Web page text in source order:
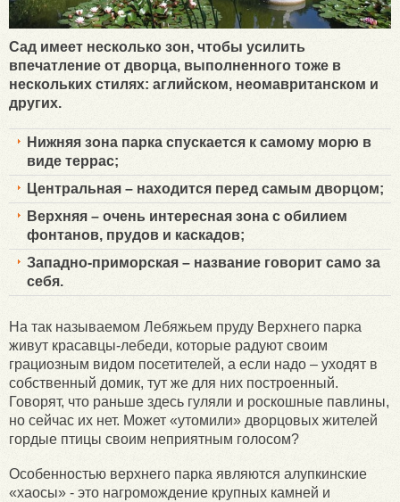
Сад имеет несколько зон, чтобы усилить
впечатление от дворца, выполненного тоже в
нескольких стилях: аглийском, неомавританском и
других.
Нижняя зона парка спускается к самому морю в
виде террас;
Центральная – находится перед самым дворцом;
Верхняя – очень интересная зона с обилием
фонтанов, прудов и каскадов;
Западно-приморская – название говорит само за
себя.
На так называемом Лебяжьем пруду Верхнего парка
живут красавцы-лебеди, которые радуют своим
грациозным видом посетителей, а если надо – уходят в
собственный домик, тут же для них построенный.
Говорят, что раньше здесь гуляли и роскошные павлины,
но сейчас их нет. Может «утомили» дворцовых жителей
гордые птицы своим неприятным голосом?
Особенностью верхнего парка являются алупкинские
«хаосы» - это нагромождение крупных камней и